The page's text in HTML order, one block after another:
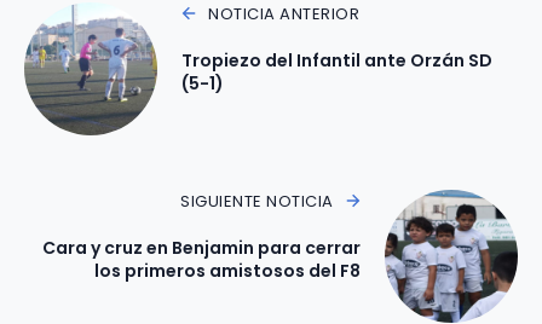
NOTICIA ANTERIOR
Tropiezo del Infantil ante Orzán SD
(5-1)
SIGUIENTE NOTICIA
Cara y cruz en Benjamin para cerrar
los primeros amistosos del F8